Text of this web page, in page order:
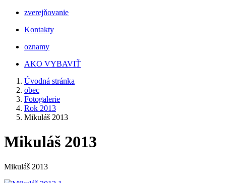
zverejňovanie
Kontakty
oznamy
AKO VYBAVIŤ
Úvodná stránka
obec
Fotogalerie
Rok 2013
Mikuláš 2013
Mikuláš 2013
Mikuláš 2013